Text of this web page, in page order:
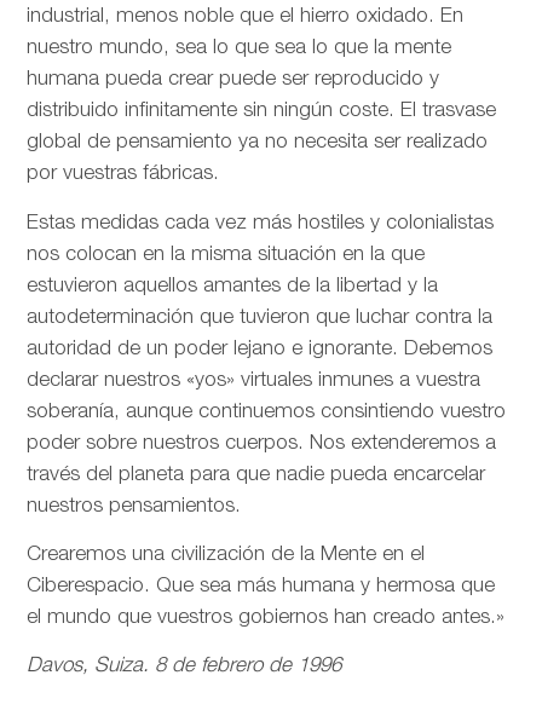
industrial, menos noble que el hierro oxidado. En
nuestro mundo, sea lo que sea lo que la mente
humana pueda crear puede ser reproducido y
distribuido infinitamente sin ningún coste. El trasvase
global de pensamiento ya no necesita ser realizado
por vuestras fábricas.
Estas medidas cada vez más hostiles y colonialistas
nos colocan en la misma situación en la que
estuvieron aquellos amantes de la libertad y la
autodeterminación que tuvieron que luchar contra la
autoridad de un poder lejano e ignorante. Debemos
declarar nuestros «yos» virtuales inmunes a vuestra
soberanía, aunque continuemos consintiendo vuestro
poder sobre nuestros cuerpos. Nos extenderemos a
través del planeta para que nadie pueda encarcelar
nuestros pensamientos.
Crearemos una civilización de la Mente en el
Ciberespacio. Que sea más humana y hermosa que
el mundo que vuestros gobiernos han creado antes.»
Davos, Suiza. 8 de febrero de 1996